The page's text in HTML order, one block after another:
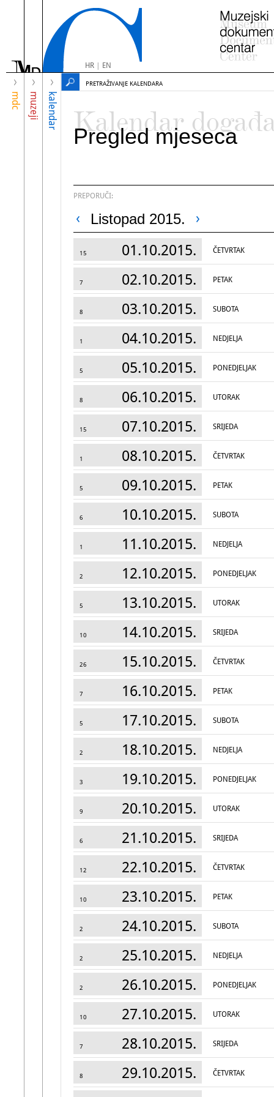
HR| EN
mdc muzeji kalendar
PRETRAŽIVANJE KALENDARA
Kalendar
Pregled mjeseca
PREPORUČI:
Listopad 2015.
15 01.10.2015. ČETVRTAK
7 02.10.2015. PETAK
8 03.10.2015. SUBOTA
1 04.10.2015. NEDJELJA
5 05.10.2015. PONEDJELJAK
8 06.10.2015. UTORAK
15 07.10.2015. SRIJEDA
1 08.10.2015. ČETVRTAK
5 09.10.2015. PETAK
6 10.10.2015. SUBOTA
1 11.10.2015. NEDJELJA
2 12.10.2015. PONEDJELJAK
5 13.10.2015. UTORAK
10 14.10.2015. SRIJEDA
26 15.10.2015. ČETVRTAK
7 16.10.2015. PETAK
5 17.10.2015. SUBOTA
2 18.10.2015. NEDJELJA
3 19.10.2015. PONEDJELJAK
9 20.10.2015. UTORAK
6 21.10.2015. SRIJEDA
12 22.10.2015. ČETVRTAK
10 23.10.2015. PETAK
2 24.10.2015. SUBOTA
2 25.10.2015. NEDJELJA
2 26.10.2015. PONEDJELJAK
10 27.10.2015. UTORAK
7 28.10.2015. SRIJEDA
8 29.10.2015. ČETVRTAK